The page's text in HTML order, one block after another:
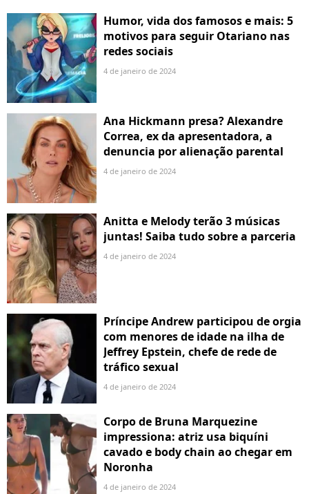
Humor, vida dos famosos e mais: 5
motivos para seguir Otariano nas
redes sociais
4 de janeiro de 2024
Ana Hickmann presa? Alexandre
Correa, ex da apresentadora, a
denuncia por alienação parental
4 de janeiro de 2024
Anitta e Melody terão 3 músicas
juntas! Saiba tudo sobre a parceria
4 de janeiro de 2024
Príncipe Andrew participou de orgia
com menores de idade na ilha de
Jeffrey Epstein, chefe de rede de
tráfico sexual
4 de janeiro de 2024
Corpo de Bruna Marquezine
impressiona: atriz usa biquíni
cavado e body chain ao chegar em
Noronha
4 de janeiro de 2024